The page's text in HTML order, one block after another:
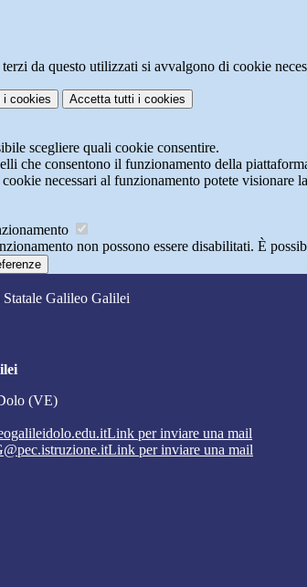
da questo utilizzati si avvalgono di cookie
i cookies Accetta tutti i cookies
scegliere quali cookie consentire.
che consentono il funzionamento della
necessari al funzionamento potete visionare la
non possono essere disabilitati. È
Galileo Galilei
(VE)
Link per inviare una mail
Link per inviare una mail